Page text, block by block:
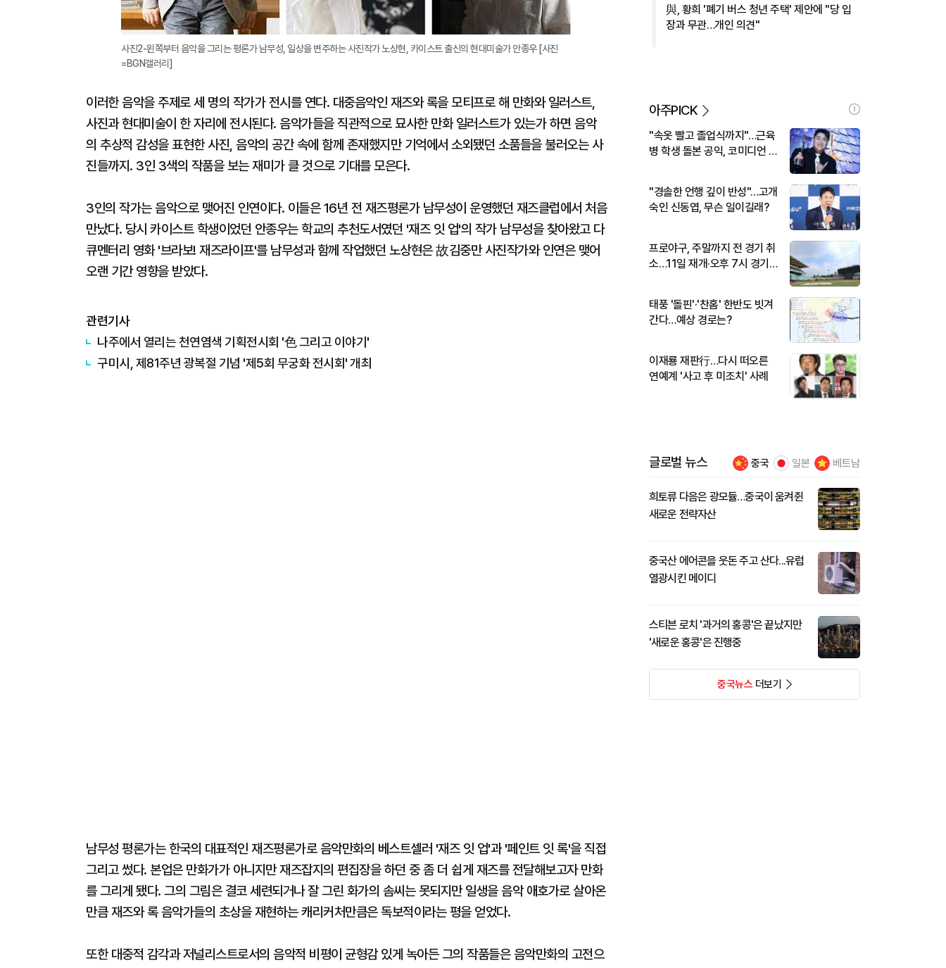
사진2-왼쪽부터 음악을 그리는 평론가 남무성, 일상을 변주하는 사진작가 노상현, 카이스트 출신의 현대미술가 안종우 [사진
=BGN갤러리]
이러한 음악을 주제로 세 명의 작가가 전시를 연다. 대중음악인 재즈와 록을 모티프로 해 만화와 일러스트,
사진과 현대미술이 한 자리에 전시된다. 음악가들을 직관적으로 묘사한 만화 일러스트가 있는가 하면 음악
의 추상적 감성을 표현한 사진, 음악의 공간 속에 함께 존재했지만 기억에서 소외됐던 소품들을 불러오는 사
진들까지. 3인 3색의 작품을 보는 재미가 클 것으로 기대를 모은다.
3인의 작가는 음악으로 맺어진 인연이다. 이들은 16년 전 재즈평론가 남무성이 운영했던 재즈클럽에서 처음
만났다. 당시 카이스트 학생이었던 안종우는 학교의 추천도서였던 '재즈 잇 업'의 작가 남무성을 찾아왔고 다
큐멘터리 영화 '브라보! 재즈라이프'를 남무성과 함께 작업했던 노상현은 故김중만 사진작가와 인연은 맺어
오랜 기간 영향을 받았다.
관련기사
나주에서 열리는 천연염색 기획전시회 '色 그리고 이야기'
구미시, 제81주년 광복절 기념 '제5회 무궁화 전시회' 개최
남무성 평론가는 한국의 대표적인 재즈평론가로 음악만화의 베스트셀러 '재즈 잇 업'과 '페인트 잇 록'을 직접
그리고 썼다. 본업은 만화가가 아니지만 재즈잡지의 편집장을 하던 중 좀 더 쉽게 재즈를 전달해보고자 만화
를 그리게 됐다. 그의 그림은 결코 세련되거나 잘 그린 화가의 솜씨는 못되지만 일생을 음악 애호가로 살아온
만큼 재즈와 록 음악가들의 초상을 재현하는 캐리커처만큼은 독보적이라는 평을 얻었다.
또한 대중적 감각과 저널리스트로서의 음악적 비평이 균형감 있게 녹아든 그의 작품들은 음악만화의 고전으
與, 황희 '폐기 버스 청년 주택' 제안에 "당 입
장과 무관…개인 의견"
아주PICK
"속옷 빨고 졸업식까지"…근육
병 학생 돌본 공익, 코미디언 김
"경솔한 언행 깊이 반성"…고개
숙인 신동엽, 무슨 일이길래?
프로야구, 주말까지 전 경기 취
소…11일 재개·오후 7시 경기
태풍 '돌핀'·'찬홈' 한반도 빗겨
간다…예상 경로는?
이재룡 재판行…다시 떠오른
연예계 '사고 후 미조치' 사례
글로벌 뉴스 중국 일본 베트남
희토류 다음은 광모듈…중국이 움켜쥔
새로운 전략자산
중국산 에어콘을 웃돈 주고 산다...유럽
열광시킨 메이디
스티븐 로치 '과거의 홍콩'은 끝났지만
'새로운 홍콩'은 진행중
중국뉴스더보기